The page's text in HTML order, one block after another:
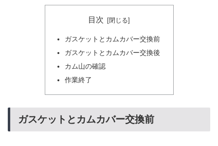
目次
ガスケットとカムカバー交換前
ガスケットとカムカバー交換後
カム山の確認
作業終了
ガスケットとカムカバー交換前